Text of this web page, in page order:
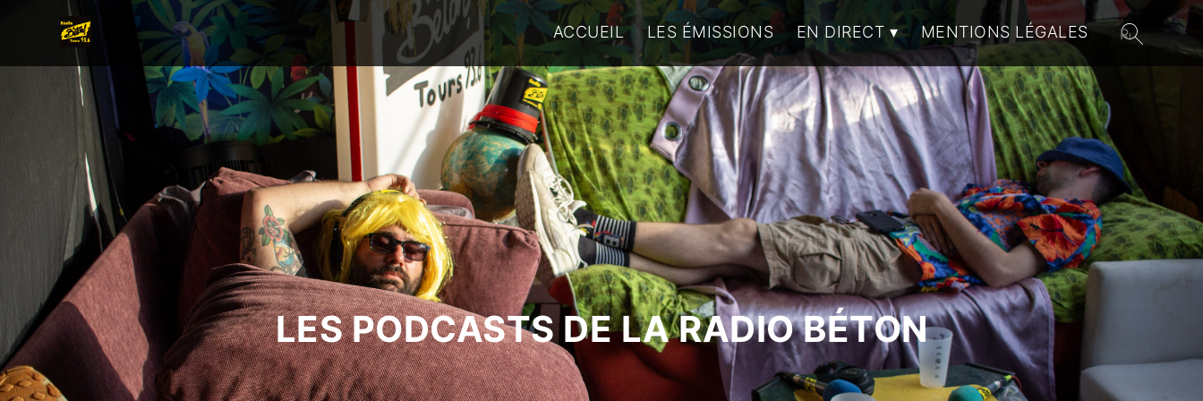
ACCUEIL LES ÉMISSIONS EN DIRECT MENTIONS LÉGALES
LES PODCASTS DE LA RADIO BÉTON